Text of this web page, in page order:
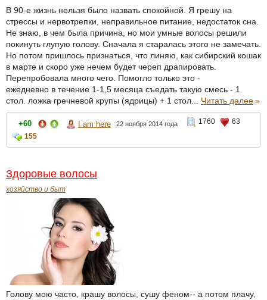
В 90-е жизнь нельзя было назвать спокойной. Я грешу на
стрессы и нервотрепки, неправильное питание, недостаток сна.
Не знаю, в чем была причина, но мои умные волосы решили
покинуть глупую голову. Сначала я старалась этого не замечать.
Но потом пришлось признаться, что линяю, как сибирский кошак
в марте и скоро уже нечем будет череп драпировать.
Перепробовала много чего. Помогло только это -
ежедневно в течение 1-1,5 месяца съедать такую смесь - 1
стол. ложка гречневой крупы (ядрицы) + 1 стол... Читать далее»
+60 I am here 22 ноября 2014 года 1760
63
155
Здоровые волосы
хозяйство и быт
Голову мою часто, крашу волосы, сушу феном-- а потом плачу,